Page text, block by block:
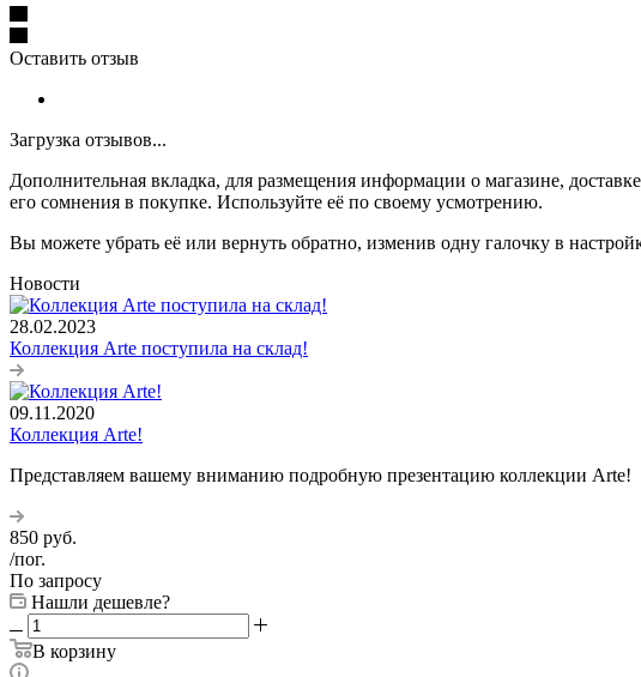
Оставить отзыв
Загрузка отзывов...
Дополнительная вкладка, для размещения информации о магазине,
его сомнения в покупке. Используйте её по своему усмотрению.
Вы можете убрать её или вернуть обратно, изменив одну галочку в
Новости
28.02.2023
Коллекция Arte поступила на склад!
09.11.2020
Коллекция Arte!
Представляем вашему вниманию подробную презентацию коллекции Arte!
850 руб.
/пог.
По запросу
Нашли дешевле?
В корзину